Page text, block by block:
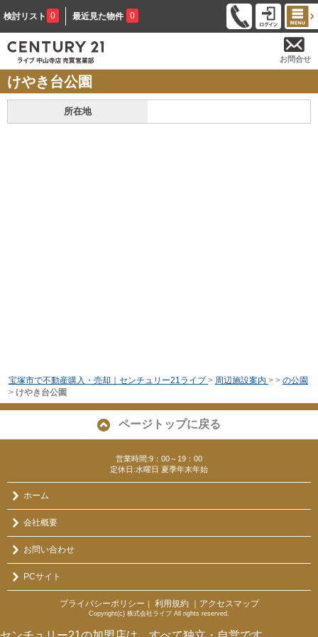
検討リスト 0 最近見た物件 0
お問合せ
けやき台公園
所在地
宝塚市で不動産購入・売却｜センチュリー21ライブ > 周辺施設案内 > > の公園
> けやき台公園
ページトップに戻る
営業時間:9：00～19：00
定休日:水曜日 夏季年末年始
ホーム
会社概要
お問い合わせ
PCサイト
プライバシーポリシー ｜ 利用規約 ｜アクセスマップ
Copyright(c) 株式会社ライブ All rights reserved.